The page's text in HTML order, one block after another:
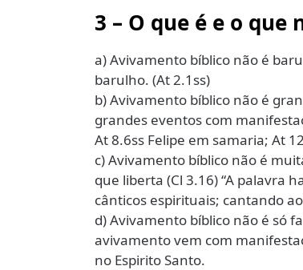
3 – O que é e o
a) Avivamento bíblico não é
barulho. (At 2.1ss)
b) Avivamento bíblico não é
grandes eventos com
At 8.6ss Felipe em samaria; At
c) Avivamento bíblico não é
que liberta (Cl 3.16) “A palavra
cânticos espirituais; cantando
d) Avivamento bíblico não é só
avivamento vem com
no Espirito Santo.